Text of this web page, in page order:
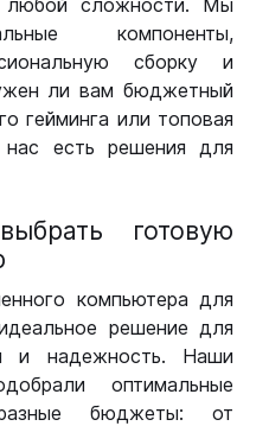
сложности. Мы
компоненты,
сборку и
ли вам бюджетный
гейминга или топовая
есть решения для
готовую
компьютера для
решение для
и надежность. Наши
оптимальные
бюджеты: от